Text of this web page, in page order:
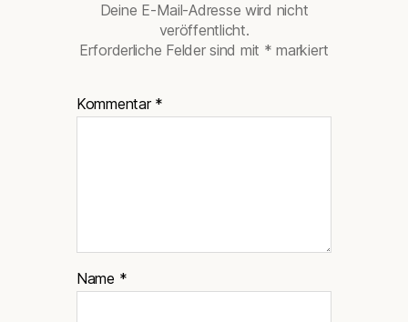
Deine E-Mail-Adresse wird nicht
veröffentlicht.
Erforderliche Felder sind mit * markiert
Kommentar *
Name *